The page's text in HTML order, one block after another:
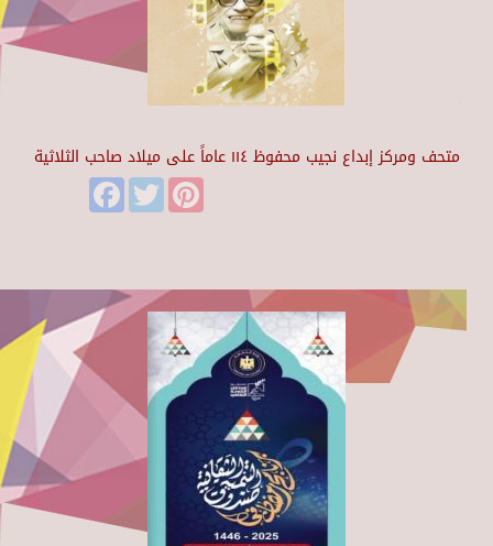
متحف ومركز إبداع نجيب محفوظ ١١٤ عاماً على ميلاد صاحب الثلاثية
FacebookTwitter